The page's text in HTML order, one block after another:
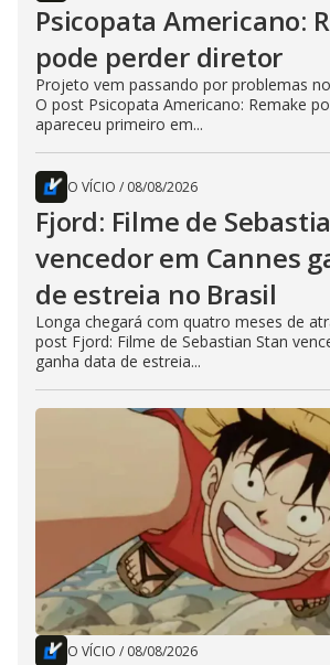
Psicopata Americano:
pode perder diretor
Projeto vem passando por problemas
O post Psicopata Americano: Remake
apareceu primeiro em...
O VÍCIO / 08/08/2026
Fjord: Filme de
vencedor em Cannes
de estreia no Brasil
Longa chegará com quatro meses de
post Fjord: Filme de Sebastian Stan
ganha data de estreia...
O VÍCIO / 08/08/2026